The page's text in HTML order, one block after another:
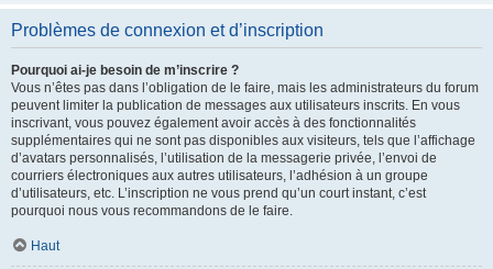
Problèmes de connexion et d’inscription
Pourquoi ai-je besoin de m’inscrire ?
Vous n’êtes pas dans l’obligation de le faire, mais les administrateurs du forum
peuvent limiter la publication de messages aux utilisateurs inscrits. En vous
inscrivant, vous pouvez également avoir accès à des fonctionnalités
supplémentaires qui ne sont pas disponibles aux visiteurs, tels que l’affichage
d’avatars personnalisés, l’utilisation de la messagerie privée, l’envoi de
courriers électroniques aux autres utilisateurs, l’adhésion à un groupe
d’utilisateurs, etc. L’inscription ne vous prend qu’un court instant, c’est
pourquoi nous vous recommandons de le faire.
Haut